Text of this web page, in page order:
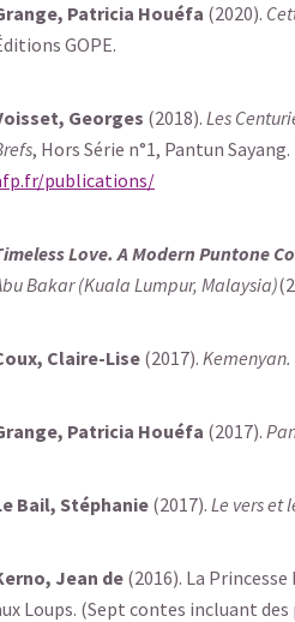
Patricia Houéfa (2020).
GOPE.
Georges (2018). Les
, Hors Série n°1, Pantun
publications/
Love. A Modern Puntone
Bakar (Kuala Lumpur, Malaysia)
Claire-Lise (2017). Kemenyan.
Patricia Houéfa (2017).
Bail, Stéphanie (2017). Le vers et
Jean de(2016). La
Loups. (Sept contes incluant